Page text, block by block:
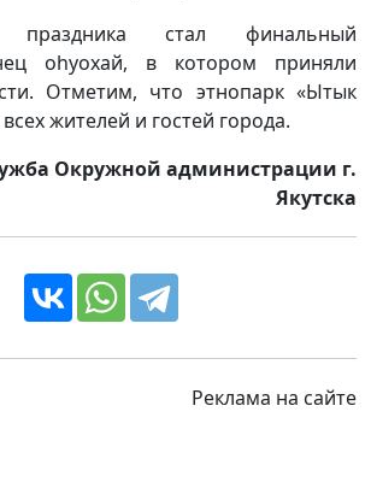
праздника стал финальный
оһуохай, в котором приняли
Отметим, что этнопарк «Ытык
жителей и гостей города.
Окружной администрации г.
Якутска
Реклама на сайте